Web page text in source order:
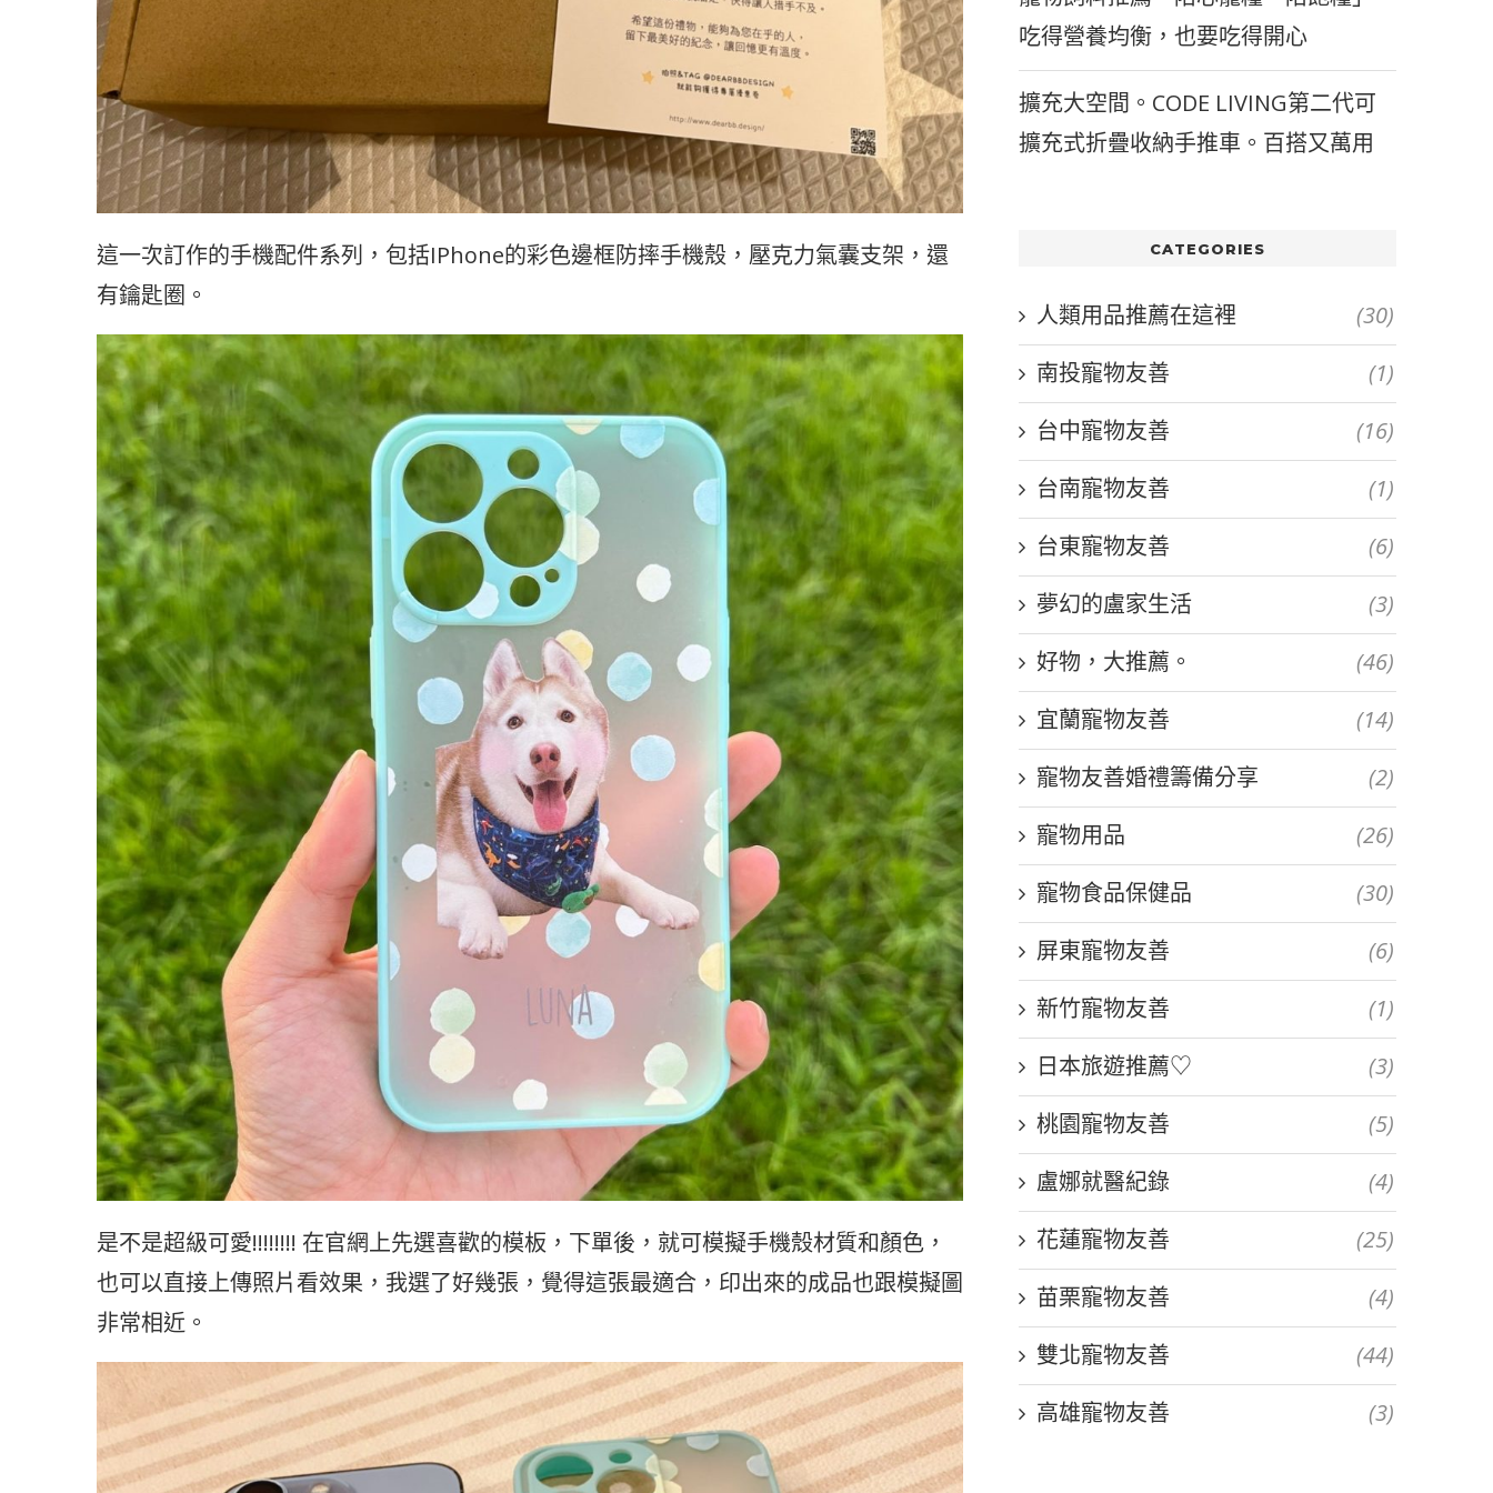
這一次訂作的手機配件系列，包括IPhone的彩色邊框防摔手機殼，壓克力氣囊支架，還
有鑰匙圈。
是不是超級可愛!!!!!!!! 在官網上先選喜歡的模板，下單後，就可模擬手機殼材質和顏色，
也可以直接上傳照片看效果，我選了好幾張，覺得這張最適合，印出來的成品也跟模擬圖
非常相近。
吃得營養均衡，也要吃得開心
擴充大空間。CODE LIVING第二代可
擴充式折疊收納手推車。百搭又萬用
CATEGORIES
人類用品推薦在這裡
(30)
南投寵物友善
(1)
台中寵物友善
(16)
台南寵物友善
(1)
台東寵物友善
(6)
夢幻的盧家生活
(3)
好物，大推薦。
(46)
宜蘭寵物友善
(14)
寵物友善婚禮籌備分享
(2)
寵物用品
(26)
寵物食品保健品
(30)
屏東寵物友善
(6)
新竹寵物友善
(1)
日本旅遊推薦♡
(3)
桃園寵物友善
(5)
盧娜就醫紀錄
(4)
花蓮寵物友善
(25)
苗栗寵物友善
(4)
雙北寵物友善
(44)
高雄寵物友善
(3)